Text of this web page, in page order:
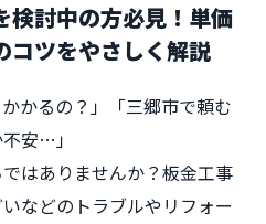
検討中の方必見！単価
コツをやさしく解説
かるの？」「三郷市で頼む
安…」
はありませんか？板金工事
などのトラブルやリフォー